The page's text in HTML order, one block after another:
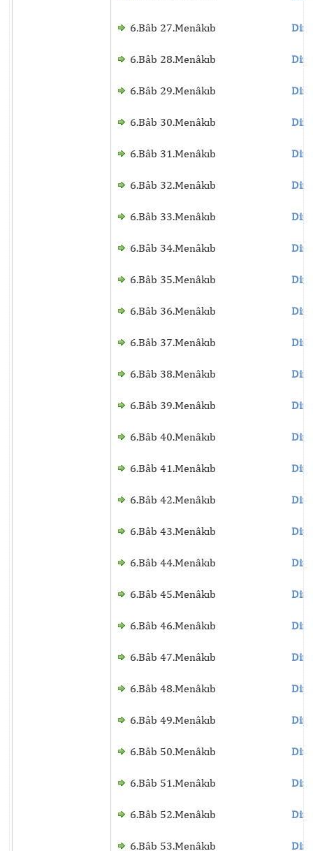
6.Bâb 27.Menâkıb
6.Bâb 28.Menâkıb
6.Bâb 29.Menâkıb
6.Bâb 30.Menâkıb
6.Bâb 31.Menâkıb
6.Bâb 32.Menâkıb
6.Bâb 33.Menâkıb
6.Bâb 34.Menâkıb
6.Bâb 35.Menâkıb
6.Bâb 36.Menâkıb
6.Bâb 37.Menâkıb
6.Bâb 38.Menâkıb
6.Bâb 39.Menâkıb
6.Bâb 40.Menâkıb
6.Bâb 41.Menâkıb
6.Bâb 42.Menâkıb
6.Bâb 43.Menâkıb
6.Bâb 44.Menâkıb
6.Bâb 45.Menâkıb
6.Bâb 46.Menâkıb
6.Bâb 47.Menâkıb
6.Bâb 48.Menâkıb
6.Bâb 49.Menâkıb
6.Bâb 50.Menâkıb
6.Bâb 51.Menâkıb
6.Bâb 52.Menâkıb
6.Bâb 53.Menâkıb